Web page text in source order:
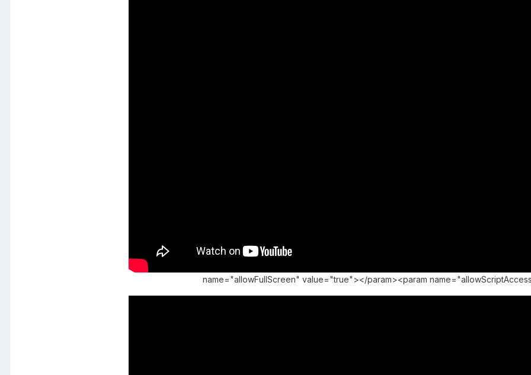
name="allowFullScreen" value="true"></param><param